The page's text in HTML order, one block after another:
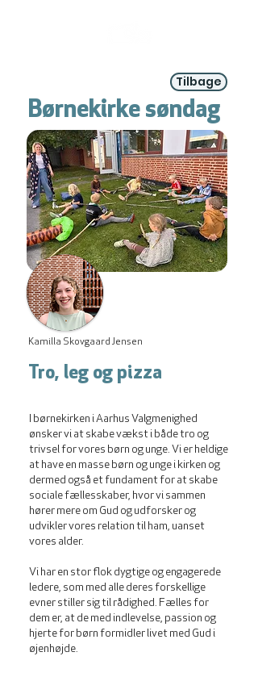
Tilbage
Børnekirke søndag
Kamilla Skovgaard Jensen
Tro, leg og pizza
I børnekirken i Aarhus Valgmenighed
ønsker vi at skabe vækst i både tro og
trivsel for vores børn og unge. Vi er heldige
at have en masse børn og unge i kirken og
dermed også et fundament for at skabe
sociale fællesskaber, hvor vi sammen
hører mere om Gud og udforsker og
udvikler vores relation til ham, uanset
vores alder.
Vi har en stor flok dygtige og engagerede
ledere, som med alle deres forskellige
evner stiller sig til rådighed. Fælles for
dem er, at de med indlevelse, passion og
hjerte for børn formidler livet med Gud i
øjenhøjde.